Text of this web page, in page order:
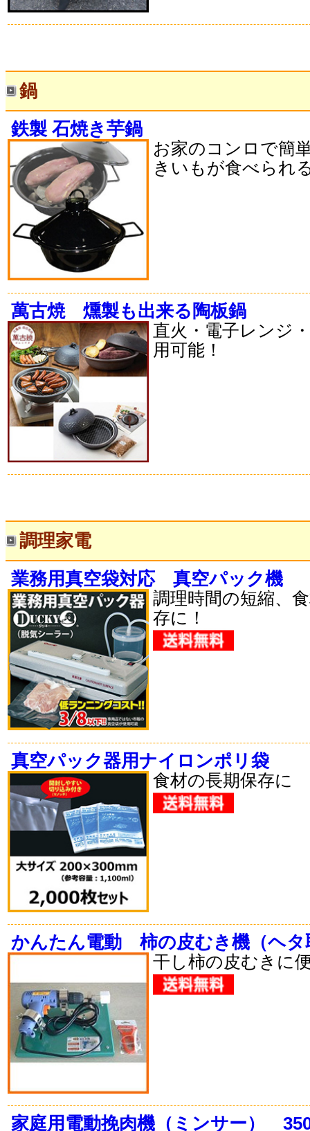
鍋
鉄製 石焼き芋鍋
お家のコンロで簡
きいもが食べられ
萬古焼 燻製も出来る陶板鍋
直火・電子レンジ
用可能！
調理家電
業務用真空袋対応 真空パック機
調理時間の短縮、
存に！
真空パック器用ナイロンポリ袋
食材の長期保存に
かんたん電動 柿の皮むき機（ヘタ
干し柿の皮むきに
家庭用電動挽肉機（ミンサー）